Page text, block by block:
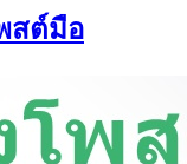
สต์มือ